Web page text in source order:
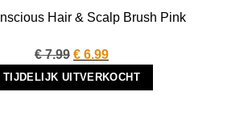
Hair & Scalp Brush Pink
€7.99 Oorspronkelijke
prijs
was:
€ 6.99Huidige
prijs
is:
TIJDELIJK UITVERKOCHT